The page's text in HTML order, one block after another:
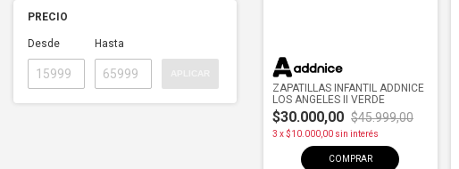
PRECIO
Desde Hasta
ZAPATILLAS INFANTIL ADDNICE
LOS ANGELES II VERDE
$30.000,00 $45.999,00
3 x$10.000,00 sin interés
COMPRAR